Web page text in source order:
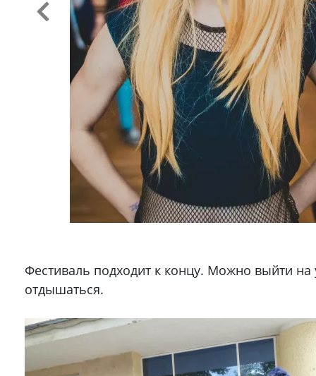
Фестиваль подходит к концу. Можно выйти на
отдышаться.